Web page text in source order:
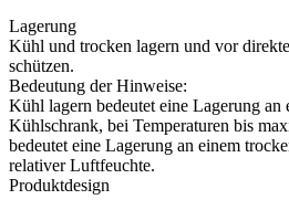
Lagerung
Kühl und trocken lagern und vor
schützen.
Bedeutung der Hinweise:
Kühl lagern bedeutet eine Lagerung
Kühlschrank, bei Temperaturen bis
bedeutet eine Lagerung an einem
relativer Luftfeuchte.
Produktdesign